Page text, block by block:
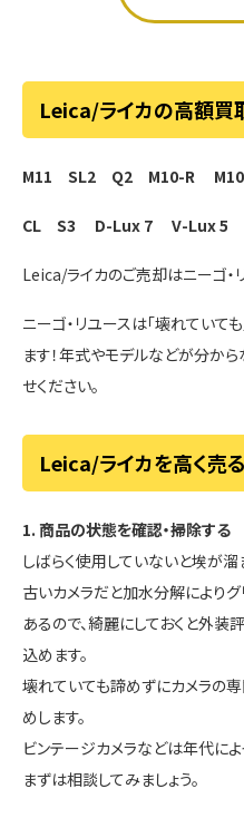
Leica/ライカの高額買
M11 SL2 Q2 M10-R
CL S3 D-Lux 7 V-Lux 5
Leica/ライカのご売却はニーゴ・
ニーゴ・リユースは「壊れていて
ます！年式やモデルなどが分か
せください。
Leica/ライカを高く売
1. 商品の状態を確認・掃除する
しばらく使用していないと埃が溜
古いカメラだと加水分解により
あるので、綺麗にしておくと外
込めます。
壊れていても諦めずにカメラの
めします。
ビンテージカメラなどは年代に
まずは相談してみましょう。